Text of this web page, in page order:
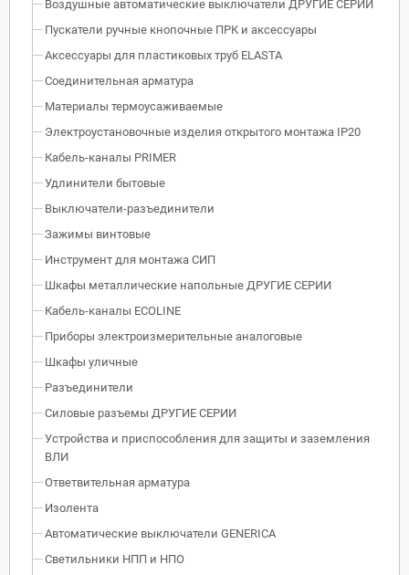
Воздушные автоматические выключатели ДРУГИЕ СЕРИИ
Пускатели ручные кнопочные ПРК и аксессуары
Аксессуары для пластиковых труб ELASTA
Соединительная арматура
Материалы термоусаживаемые
Электроустановочные изделия открытого монтажа IP20
Кабель-каналы PRIMER
Удлинители бытовые
Выключатели-разъединители
Зажимы винтовые
Инструмент для монтажа СИП
Шкафы металлические напольные ДРУГИЕ СЕРИИ
Кабель-каналы ECOLINE
Приборы электроизмерительные аналоговые
Шкафы уличные
Разъединители
Силовые разъемы ДРУГИЕ СЕРИИ
Устройства и приспособления для защиты и заземления
ВЛИ
Ответвительная арматура
Изолента
Автоматические выключатели GENERICA
Светильники НПП и НПО